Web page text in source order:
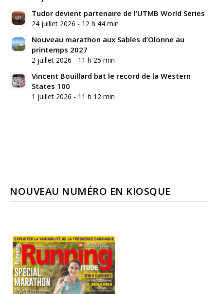
Tudor devient partenaire de l’UTMB World Series
24 juillet 2026 - 12 h 44 min
Nouveau marathon aux Sables d’Olonne au
printemps 2027
2 juillet 2026 - 11 h 25 min
Vincent Bouillard bat le record de la Western
States 100
1 juillet 2026 - 11 h 12 min
NOUVEAU NUMÉRO EN KIOSQUE